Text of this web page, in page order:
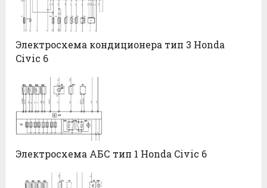
Электросхема кондиционера тип 3 Honda
Civic 6
Электросхема АБС тип 1 Honda Civic 6